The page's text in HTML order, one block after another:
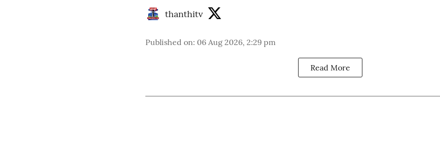
thanthitv
Published on: 06 Aug 2026, 2:29 pm
Read More